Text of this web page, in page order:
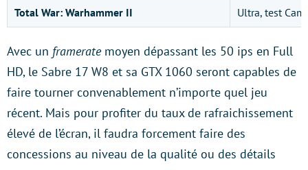
Total War: Warhammer II Ultra, test
Avec un framerate moyen dépassant les 50 ips en Full
HD, le Sabre 17 W8 et sa GTX 1060 seront capables de
faire tourner convenablement n’importe quel jeu
récent. Mais pour profiter du taux de rafraichissement
élevé de l’écran, il faudra forcement faire des
concessions au niveau de la qualité ou des détails